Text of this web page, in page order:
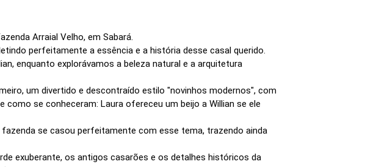
Arraial Velho, em Sabará.
perfeitamente a essência e a história desse casal querido.
enquanto explorávamos a beleza natural e a arquitetura
um divertido e descontraído estilo "novinhos modernos", com
se conheceram: Laura ofereceu um beijo a Willian se ele
se casou perfeitamente com esse tema, trazendo ainda
exuberante, os antigos casarões e os detalhes históricos da